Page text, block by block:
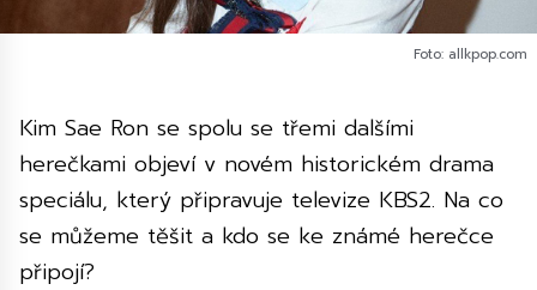
Foto: allkpop.com
Kim Sae Ron se spolu se třemi dalšími
herečkami objeví v novém historickém drama
speciálu, který připravuje televize KBS2. Na co
se můžeme těšit a kdo se ke známé herečce
připojí?